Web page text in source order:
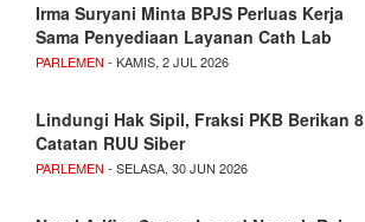
Irma Suryani Minta BPJS Perluas Kerja
Sama Penyediaan Layanan Cath Lab
PARLEMEN - KAMIS, 2 JUL 2026
Lindungi Hak Sipil, Fraksi PKB Berikan 8
Catatan RUU Siber
PARLEMEN - SELASA, 30 JUN 2026